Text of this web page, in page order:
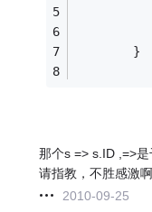
        }
那个s => s.ID ,=>是
请指教，不胜感激啊
2010-09-25